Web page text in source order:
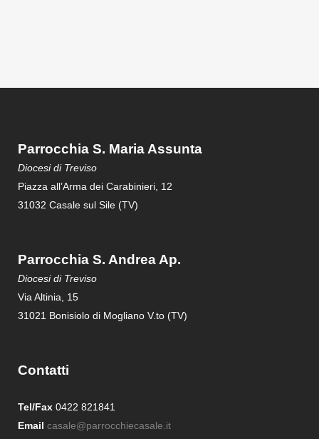
Parrocchia S. Maria Assunta
Diocesi di Treviso
Piazza all’Arma dei Carabinieri, 12
31032 Casale sul Sile (TV)
Parrocchia S. Andrea Ap.
Diocesi di Treviso
Via Altinia, 15
31021 Bonisiolo di Mogliano V.to (TV)
Contatti
Tel/Fax 0422 821841
Email casale@parrocchiecasale.it